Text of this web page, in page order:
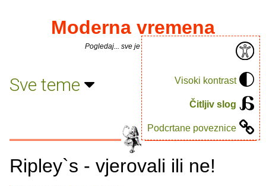
Visoki kontrast
Čitljiv slog
Podcrtane poveznice
Moderna vremena
Pogledaj... sve je puno knjiga.
Sve teme
Ripley`s - vjerovali ili ne!